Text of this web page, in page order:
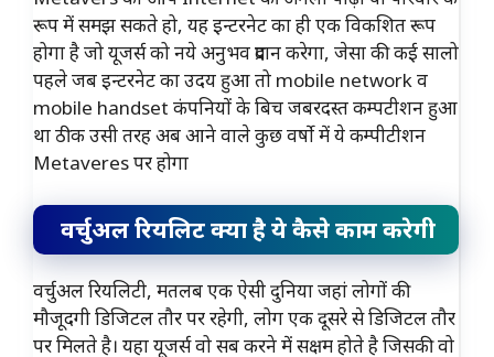
रूप में समझ सकते हो, यह इन्टरनेट का ही एक विकशित रूप
होगा है जो यूजर्स को नये अनुभव प्रदान करेगा, जेसा की कई सालो
पहले जब इन्टरनेट का उदय हुआ तो mobile network व
mobile handset कंपनियों के बिच जबरदस्त कम्पटीशन हुआ
था ठीक उसी तरह अब आने वाले कुछ वर्षो में ये कम्पीटीशन
Metaveres पर होगा
वर्चुअल रियलिटक्या है ये कैसे काम करेगी
वर्चुअल रियलिटी, मतलब एक ऐसी दुनिया जहां लोगों की
मौजूदगी डिजिटल तौर पर रहेगी, लोग एक दूसरे से डिजिटल तौर
पर मिलते है। यहा यूजर्स वो सब करने में सक्षम होते है जिसकी वो